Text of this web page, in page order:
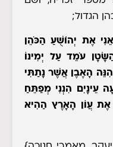
הגדול;
אֶת יְהוֹשֻׁעַ הַכֹּהֵן
עֹמֵד עַל יְמִינוֹ
הִנֵּה הָאֶבֶן אֲשֶׁר נָתַתִּי
עֵינָיִם הִנְנִי מְפַתֵּחַ
עֲוֹן הָאָרֶץ הַהִיא